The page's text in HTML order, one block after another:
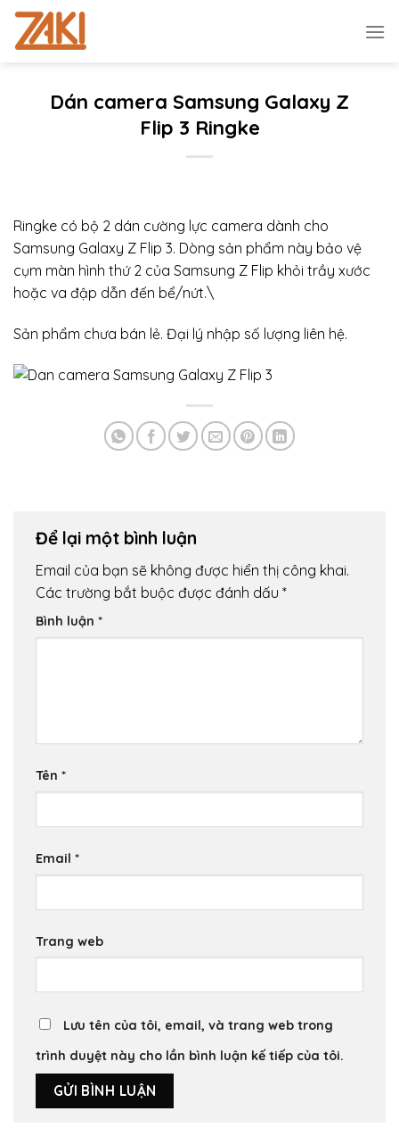
Chuyển
đến
nội
Dán camera Samsung Galaxy Z
Flip 3 Ringke
Ringke có bộ 2 dán cường lực camera dành cho
Samsung Galaxy Z Flip 3. Dòng sản phẩm này bảo vệ
cụm màn hình thứ 2 của Samsung Z Flip khỏi trầy xước
hoặc va đập dẫn đến bể/nứt.\
Sản phẩm chưa bán lẻ. Đại lý nhập số lượng liên hệ.
Để lại một bình luận
Email của bạn sẽ không được hiển thị công khai.
Các trường bắt buộc được đánh dấu *
Bình luận *
Tên *
Email *
Trang web
Lưu tên của tôi, email, và trang web trong
trình duyệt này cho lần bình luận kế tiếp của tôi.